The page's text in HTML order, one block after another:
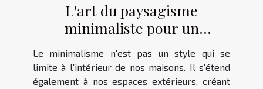
L'art du paysagisme
minimaliste pour un
extérieur élégant
Le minimalisme n'est pas un style qui se
limite à l'intérieur de nos maisons. Il s'étend
également à nos espaces extérieurs, créant